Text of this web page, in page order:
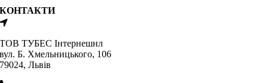
КОНТАКТИ
ТОВ ТУБЕС Iнтернешнл
вул. Б. Хмельницького, 106
79024, Львiв